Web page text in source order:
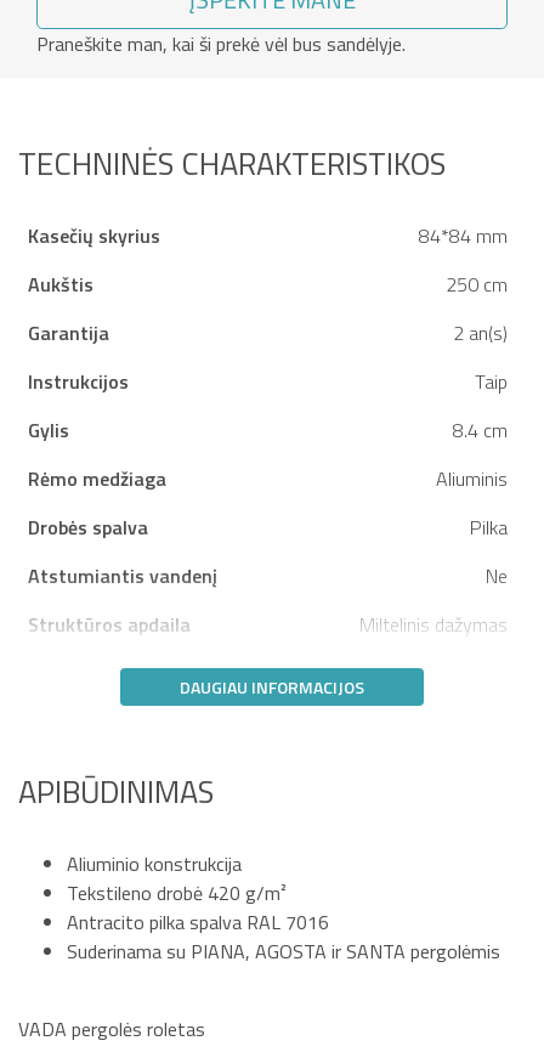
Praneškite man, kai ši prekė vėl bus sandėlyje.
TECHNINĖS CHARAKTERISTIKOS
Kasečių skyrius
84*84 mm
Aukštis
250 cm
Garantija
2 an(s)
Instrukcijos
Taip
Gylis
8.4 cm
Rėmo medžiaga
Aliuminis
Drobės spalva
Pilka
Atstumiantis vandenį
Ne
Struktūros apdaila
Miltelinis dažymas
DAUGIAU INFORMACIJOS
APIBŪDINIMAS
Aliuminio konstrukcija
Tekstileno drobė 420 g/m²
Antracito pilka spalva RAL 7016
Suderinama su PIANA, AGOSTA ir SANTA pergolėmis
VADA pergolės roletas